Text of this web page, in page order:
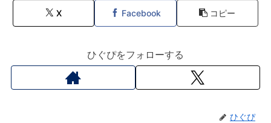
X Facebook コピー
ひぐぴをフォローする
ひぐぴ